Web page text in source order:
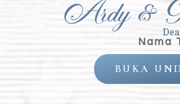
Ardy &
Nama
BUKA